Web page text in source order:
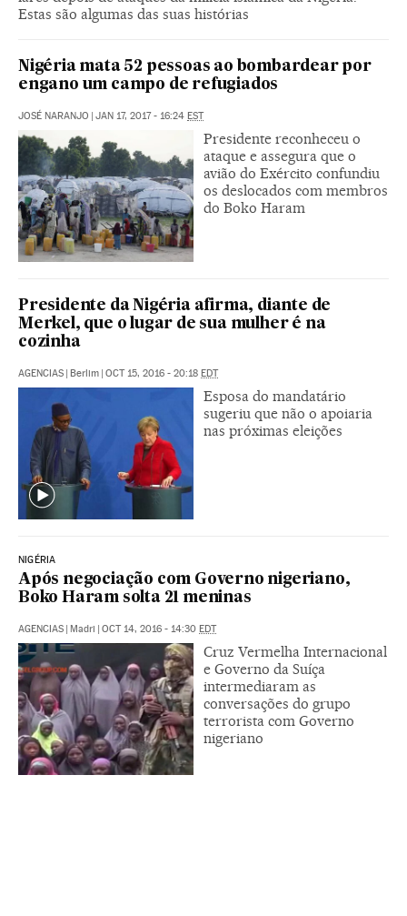
Estas são algumas das suas histórias
Nigéria mata 52 pessoas ao bombardear por
engano um campo de refugiados
JOSÉ NARANJO | JAN 17, 2017 - 16:24 EST
Presidente reconheceu o
ataque e assegura que o
avião do Exército confundiu
os deslocados com membros
do Boko Haram
Presidente da Nigéria afirma, diante de
Merkel, que o lugar de sua mulher é na
cozinha
AGENCIAS | Berlim | OCT 15, 2016 - 20:18 EDT
Esposa do mandatário
sugeriu que não o apoiaria
nas próximas eleições
NIGÉRIA
Após negociação com Governo nigeriano,
Boko Haram solta 21 meninas
AGENCIAS | Madri | OCT 14, 2016 - 14:30 EDT
Cruz Vermelha Internacional
e Governo da Suíça
intermediaram as
conversações do grupo
terrorista com Governo
nigeriano